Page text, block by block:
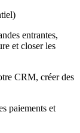
entrantes,
et closer les
CRM, créer des
paiements et